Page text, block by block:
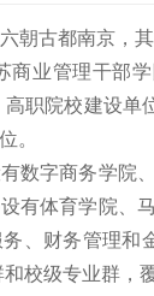
朝古都南京，
商业管理干部
职院校建设
。
数字商务学院
有体育学院、
、财务管理和
校级专业群，